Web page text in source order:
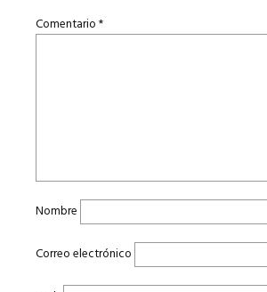
Comentario*
Nombre
Correo electrónico